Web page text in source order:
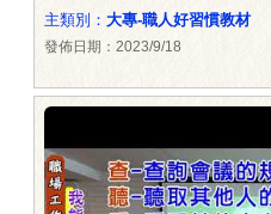
主類別： 大專-職人好習慣教材
發佈日期：2023/9/18